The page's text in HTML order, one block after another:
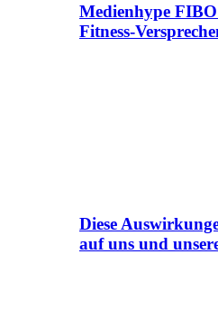
Medienhype
Fitness-
Diese
auf uns und